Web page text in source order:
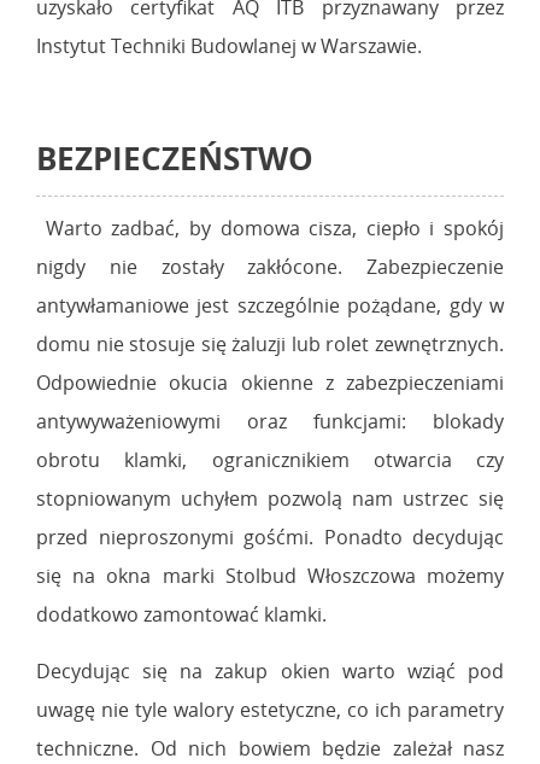
uzyskało certyfikat AQ ITB przyznawany przez
Instytut Techniki Budowlanej w Warszawie.
BEZPIECZEŃSTWO
Warto zadbać, by domowa cisza, ciepło i spokój
nigdy nie zostały zakłócone. Zabezpieczenie
antywłamaniowe jest szczególnie pożądane, gdy w
domu nie stosuje się żaluzji lub rolet zewnętrznych.
Odpowiednie okucia okienne z zabezpieczeniami
antywyważeniowymi oraz funkcjami: blokady
obrotu klamki, ogranicznikiem otwarcia czy
stopniowanym uchyłem pozwolą nam ustrzec się
przed nieproszonymi gośćmi. Ponadto decydując
się na okna marki Stolbud Włoszczowa możemy
dodatkowo zamontować klamki.
Decydując się na zakup okien warto wziąć pod
uwagę nie tyle walory estetyczne, co ich parametry
techniczne. Od nich bowiem będzie zależał nasz